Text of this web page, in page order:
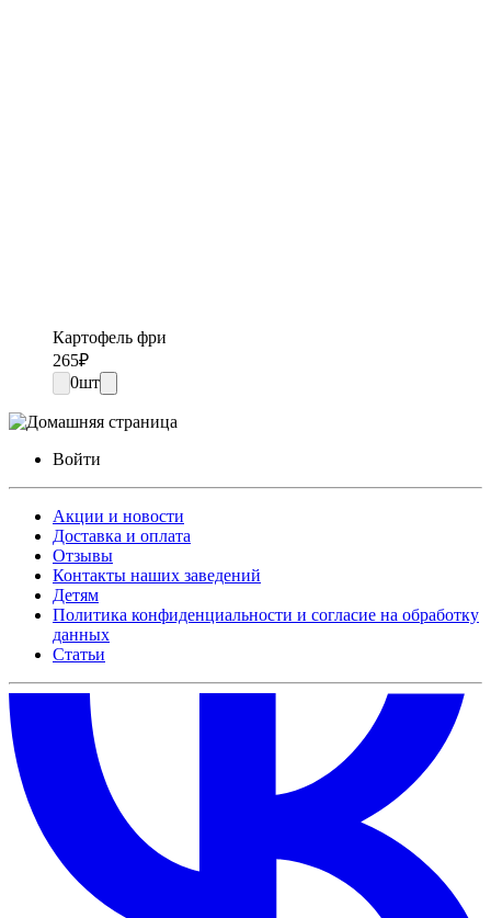
Картофель фри
265₽
0шт
Войти
Акции и новости
Доставка и оплата
Отзывы
Контакты наших заведений
Детям
Политика конфиденциальности и согласие на обработку
данных
Статьи